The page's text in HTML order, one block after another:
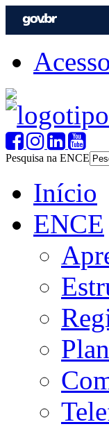
Pesquisa na ENCE
Início
ENCE